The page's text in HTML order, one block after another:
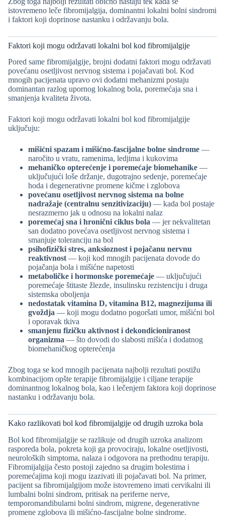
istovremeno leče fibromijalgija, dominantni lokalni bolni sindromi
i faktori koji doprinose nastanku i održavanju bola.
Faktori koji mogu održavati lokalni bol kod fibromijalgije
Pored same fibromijalgije, brojni dodatni faktori mogu održavati
povećanu osetljivost nervnog sistema i pojačavati bol. Kod
mnogih pacijenata upravo ovi dodatni mehanizmi postaju
dominantan razlog upornog lokalnog bola, poremećaja sna i
smanjenja kvaliteta života.
Faktori koji mogu održavati lokalni bol kod fibromijalgije
uključuju:
mišićni spazam i mišićno-fascijalne bolne sindrome —
naročito u vratu, ramenima, ledjima i kukovima
mehaničko opterećenje i poremećaje biomehanike —
uključujući loše držanje, dugotrajno sedenje, poremećaje
hoda i degenerativne promene kičme i zglobova
povećanu osetljivost nervnog sistema na bolne
nadražaje (centralnu senzitivizaciju) — kada bol postaje
nesrazmerno jak u odnosu na lokalni nalaz
poremećaj sna i hronični ciklus bola — jer nekvalitetan
san dodatno povećava osetljivost nervnog sistema i
smanjuje toleranciju na bol
psihofizički stres, anksioznost i pojačanu nervnu
reaktivnost — koji kod mnogih pacijenata dovode do
pojačanja bola i mišićne napetosti
metaboličke i hormonske poremećaje — uključujući
poremećaje štitaste žlezde, insulinsku rezistenciju i druga
sistemska oboljenja
nedostatak vitamina D, vitamina B12, magnezijuma ili
gvoždja — koji mogu dodatno pogoršati umor, mišićni bol
i oporavak tkiva
smanjenu fizičku aktivnost i dekondicioniranost
organizma — što dovodi do slabosti mišića i dodatnog
biomehaničkog opterećenja
Zbog toga se kod mnogih pacijenata najbolji rezultati postižu
kombinacijom opšte terapije fibromijalgije i ciljane terapije
dominantnog lokalnog bola, kao i lečenjem faktora koji doprinose
nastanku i održavanju bola.
Kako razlikovati bol kod fibromijalgije od drugih uzroka bola
Bol kod fibromijalgije se razlikuje od drugih uzroka analizom
rasporeda bola, pokreta koji ga provociraju, lokalne osetljivosti,
neuroloških simptoma, nalaza i odgovora na prethodnu terapiju.
Fibromijalgija često postoji zajedno sa drugim bolestima i
poremećajima koji mogu izazivati ili pojačavati bol. Na primer,
pacijent sa fibromijalgijom može istovremeno imati cervikalni ili
lumbalni bolni sindrom, pritisak na periferne nerve,
temporomandibularni bolni sindrom, migrene, degenerativne
promene zglobova ili mišićno-fascijalne bolne sindrome.